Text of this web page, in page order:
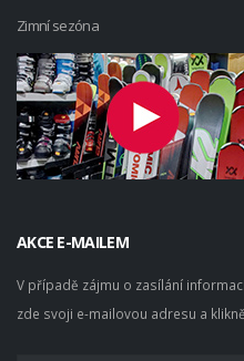
Zimní sezóna
AKCE E-MAILEM
V případě zájmu o zasílání
zde svoji e-mailovou adresu a